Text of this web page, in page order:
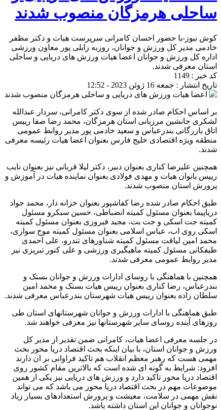
ساحلی هرمزگان منصوب شدند
کوش نیوز-با حضور احسان کامرانی سرپرست هیات و دکتر مظفر
خادمی مدیر کل ورزش و جوانان، روزبه زابلی پور معاون ورزشی
اداره کل ورزش و جوانان اعضا هیات ورزش های دریایی و ساحلی
استان معرفی شدند.
کد خبر : 1149
تاریخ انتشار : جمعه 16 ژوئن 2023 - 12:52
بر اساس احکام صادر شده از سوی دکتر کامرانی، سردار عبدالله
لشکری جانشین مرزبانی استان هرمزگان، محمد رضا صفا رییس
اتاق بازرگانی بندرعباس و سعید خادمی پور مدیر روابط عمومی
منطقه ویژه اقتصادی خلیج فارس بعنوان اعضا هیات رئیسه معرفی
شدند.
همچنین علیرضا کناری بعنوان دبیر، دکتر لیلا قربانی نیز بعنوان نایب
رییس بانوان هیات و مهدی فولادی بعنوان نماینده هیات در آموزش و
پرورش استان منصوب شدند.
طبق احکام صادر شده رضا کفاشپور بعنوان خزانه دار، محمد جواد
دریاپیما بعنوان مسئول کمیته انضباطی، حسین سبکرو مسئول
کمیته جت اسکی و جت بت، مجید فیروزی بعنوان مسئول کمیته
اسکی روی اب، عباس اسلامی بعنوان مسئول کمیته موج سواری،
محمد امین لیاقت مسئول کمیته شناورهای تندرو، علی احمدی
طیفکانی مسئول کمیته ماهیگیری ورزشی و علی کنور تبریزی نیز
مدیر روابط عمومی معرفی شدند.
همچنین با هماهنگی با روسای ادارات ورزش و جوانان بستک و
بندرعباس، رضا کناری بعنوان رییس هیات بستک و محمد امین
سلطان زاده بعنوان رییس هیات شهرستان بندرعباس معرفی شدند.
طبق هماهنگی با ادارات ورزش و جوانان شهرستانهای استان طی
روزهای آینده روسای سایر شهرستانها نیز معرفی خواهند شد.
در جلسه معرفی اعضا هیات، کامرانی ضمن تقدیر از مدیر کل
ورزش و جوانان استان، با بیان اینکه بحث اقتصاد دریا محور بحث
مهمی هست که رهبر معظم انقلاب هم تاکید فراوانی بر ان دارند
افزود: شرایط به گونه ای شده است که بالاترین مقام کشور روی
اقتصاد دریا محور تاکید دارد و ورزش های دریایی نیز یکی از همین
موضوعات مهم در بحث اقتصاد دریا محور می باشد که می تواند
نقش مهمی در سلامت، معیشت و پرورش استعدادهای بسیار زیاد
نوجوانان و جوانان این استان داشته باشد.